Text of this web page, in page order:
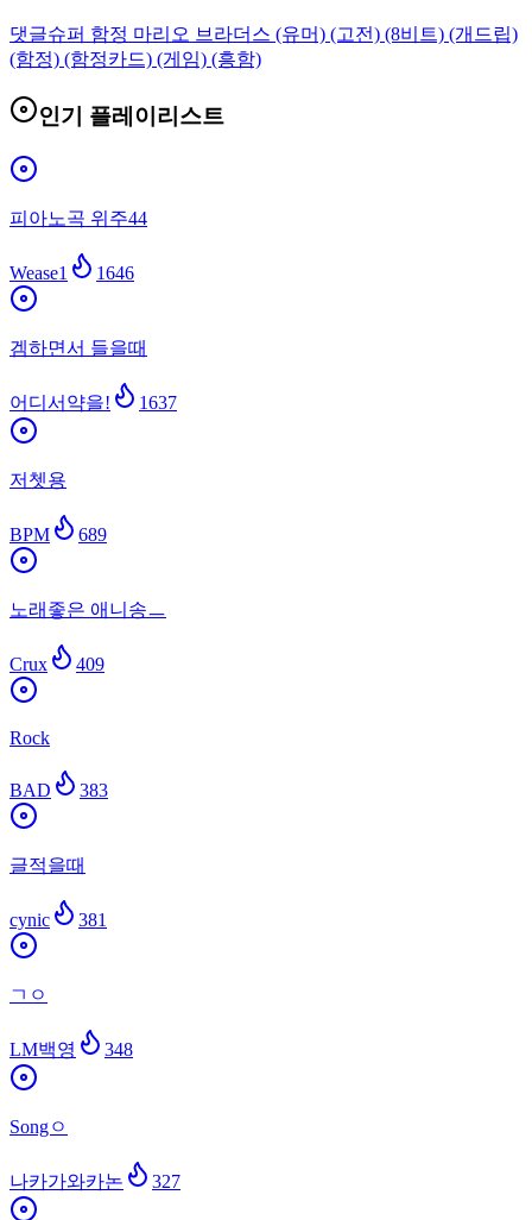
댓글슈퍼 함정 마리오 브라더스 (유머) (고전) (8비트) (개드립)
(함정) (함정카드) (게임) (흥함)
인기 플레이리스트
피아노곡 위주44
Wease1 1646
겜하면서 들을때
어디서약을! 1637
저쳇용
BPM 689
노래좋은 애니송ㅡ
Crux 409
Rock
BAD 383
글적을때
cynic 381
ㄱㅇ
LM백영 348
Songㅇ
나카가와카논 327